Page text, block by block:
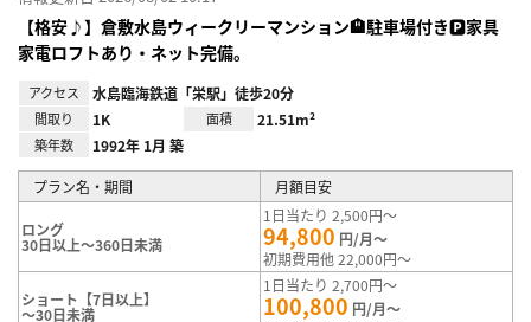
【格安♪】倉敷水島ウィークリーマンション🏨駐車場付き🅿家具
家電ロフトあり・ネット完備。
アクセス 水島臨海鉄道「栄駅」徒歩20分
間取り 1K 面積 21.51m²
築年数 1992年 1月 築
プラン名・期間 月額目安
ロング
30日以上～360日未満
1日当たり 2,500円～
94,800 円/月～
初期費用他 22,000円～
ショート【7日以上】
～30日未満
1日当たり 2,700円～
100,800 円/月～